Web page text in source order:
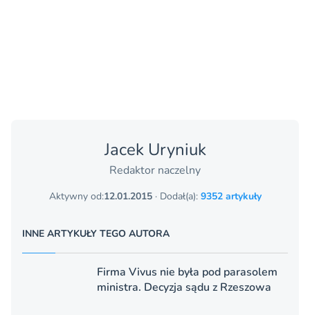
Jacek Uryniuk
Redaktor naczelny
Aktywny od:12.01.2015· Dodał(a): 9352 artykuły
INNE ARTYKUŁY TEGO AUTORA
Firma Vivus nie była pod parasolem
ministra. Decyzja sądu z Rzeszowa